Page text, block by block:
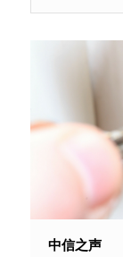
中信之声